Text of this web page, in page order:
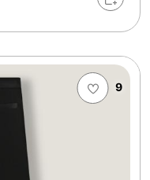
9